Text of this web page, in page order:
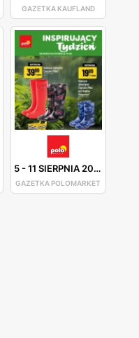
GAZETKA KAUFLAND
5-11 SIERPNIA 2026
GAZETKA POLOMARKET